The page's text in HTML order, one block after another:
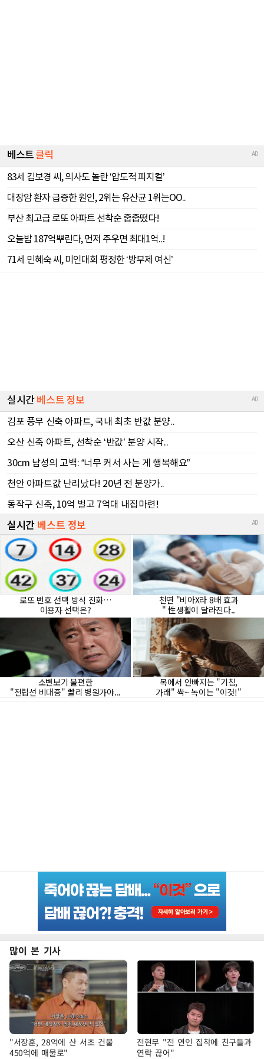
많이 본 기사
"서장훈, 28억에 산 서초 건물
450억에 매물로"
전현무 "전 연인 집착에 친구들과
연락 끊어"